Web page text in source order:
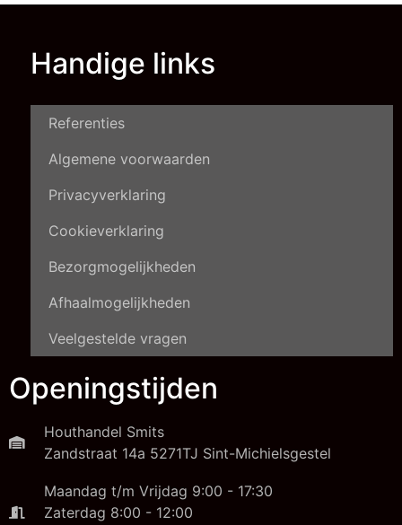
Handige links
Referenties
Algemene voorwaarden
Privacyverklaring
Cookieverklaring
Bezorgmogelijkheden
Afhaalmogelijkheden
Veelgestelde vragen
Openingstijden
Houthandel Smits
Zandstraat 14a 5271TJ Sint-Michielsgestel
Maandag t/m Vrijdag 9:00 - 17:30
Zaterdag 8:00 - 12:00